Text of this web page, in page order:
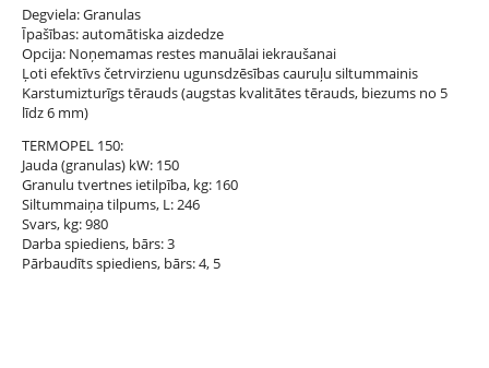
Degviela: Granulas
Īpašības: automātiska aizdedze
Opcija: Noņemamas restes manuālai iekraušanai
Ļoti efektīvs četrvirzienu ugunsdzēsības cauruļu siltummainis
Karstumizturīgs tērauds (augstas kvalitātes tērauds, biezums no 5
līdz 6 mm)
TERMOPEL 150:
Jauda (granulas) kW: 150
Granulu tvertnes ietilpība, kg: 160
Siltummaiņa tilpums, L: 246
Svars, kg: 980
Darba spiediens, bārs: 3
Pārbaudīts spiediens, bārs: 4, 5